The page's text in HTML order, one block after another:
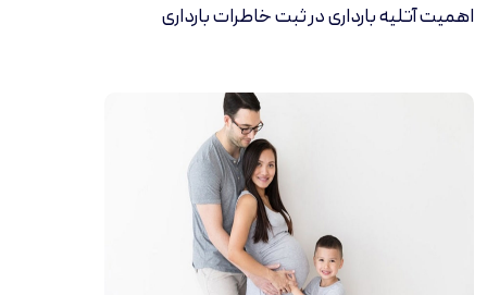
اهمیت آتلیه بارداری در ثبت خاطرات بارداری